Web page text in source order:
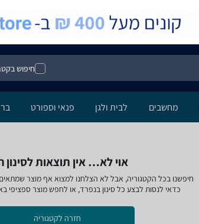
חיפוש
מחשבים לבית ולגן פנאי וספורט
אוי לא… אין תוצאות לסינון
חיפשנו בכל הקטגוריה, אבל לא הצלחנו למצוא אף מוצר שמתאים
כדאי לנסות לבצע כל סינון בנפרד, או לחפש מוצר ספציפי
חזרה לקטגוריה